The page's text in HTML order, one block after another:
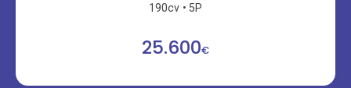
190cv
5P
25.600€